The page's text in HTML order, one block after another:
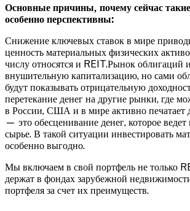
Основные причины, почему сейчас
особенно перспективны:
Снижение ключевых ставок в мире
ценность материальных физических
числу относятся и REIT.Рынок облигаций
внушительную капитализацию, но сами
будут показывать отрицательную
перетекание денег на другие рынки, где
в России, США и в мире активно печатает
— это обесценивание денег, которое ведет
сырье. В такой ситуации инвестировать
особенно выгодно.
Мы включаем в свой портфель не только
держат в фондах зарубежной
портфеля за счет их преимуществ.